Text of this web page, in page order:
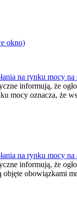
okno)
na rynku mocy na
informują, że
mocy oznacza, że
na rynku mocy na
informują, że
objęte obowiązkami